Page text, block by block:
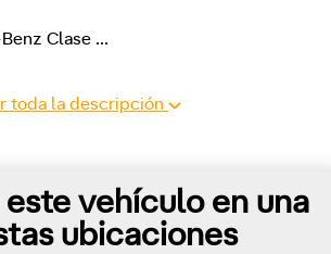
Clase ...
toda la descripción
vehículo en una
ubicaciones